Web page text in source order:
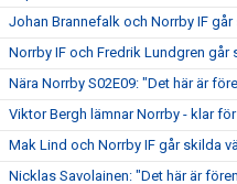
Johan Brannefalk och Norrby IF
Norrby IF och Fredrik Lundgren går
Nära Norrby S02E09: "Det här är
Viktor Bergh lämnar Norrby - klar för
Mak Lind och Norrby IF går skilda
Nicklas Savolainen: "Det här är